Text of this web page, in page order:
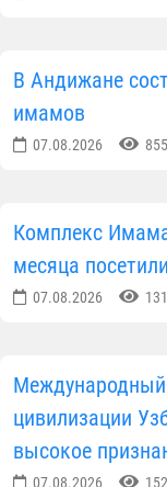
В Андижане
имамов
07.08.2026
Комплекс
месяца
07.08.2026
Международный
цивилизации
высокое
07.08.2026